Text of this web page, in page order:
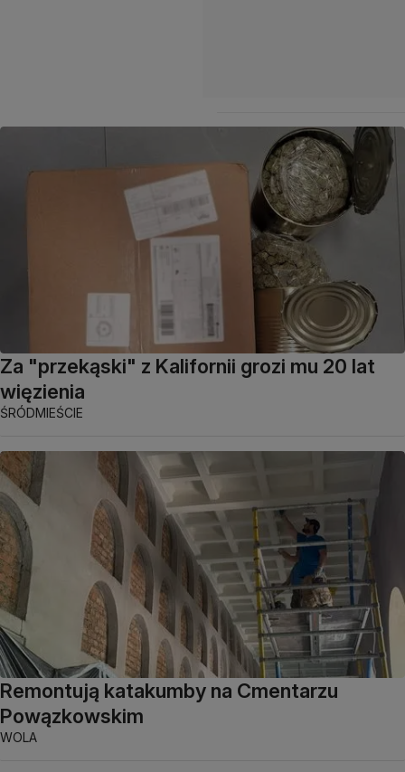
Za "przekąski" z Kalifornii grozi mu 20 lat
więzienia
ŚRÓDMIEŚCIE
Remontują katakumby na Cmentarzu
Powązkowskim
WOLA